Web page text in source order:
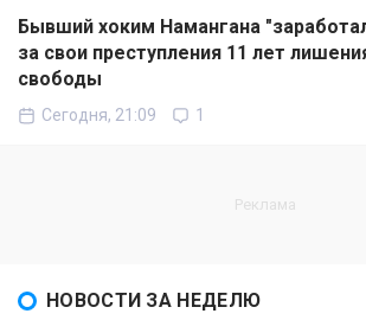
Бывший хоким Намангана
за свои преступления 11 лет
свободы
Сегодня, 21:09 1
НОВОСТИ ЗА НЕДЕЛЮ